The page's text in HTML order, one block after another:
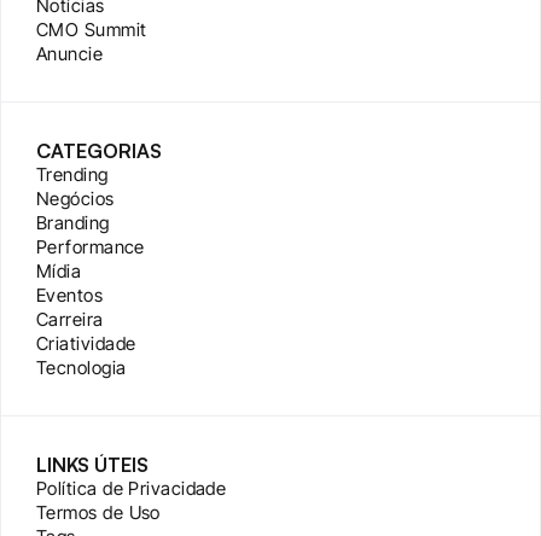
Notícias
CMO Summit
Anuncie
CATEGORIAS
Trending
Negócios
Branding
Performance
Mídia
Eventos
Carreira
Criatividade
Tecnologia
LINKS ÚTEIS
Política de Privacidade
Termos de Uso